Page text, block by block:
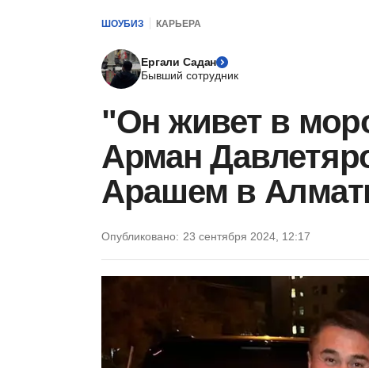
ШОУБИЗ КАРЬЕРА
Ергали Садан
Бывший сотрудник
"Он живет в
Арман
Арашем в
Опубликовано: 23 сентября 2024, 12:17